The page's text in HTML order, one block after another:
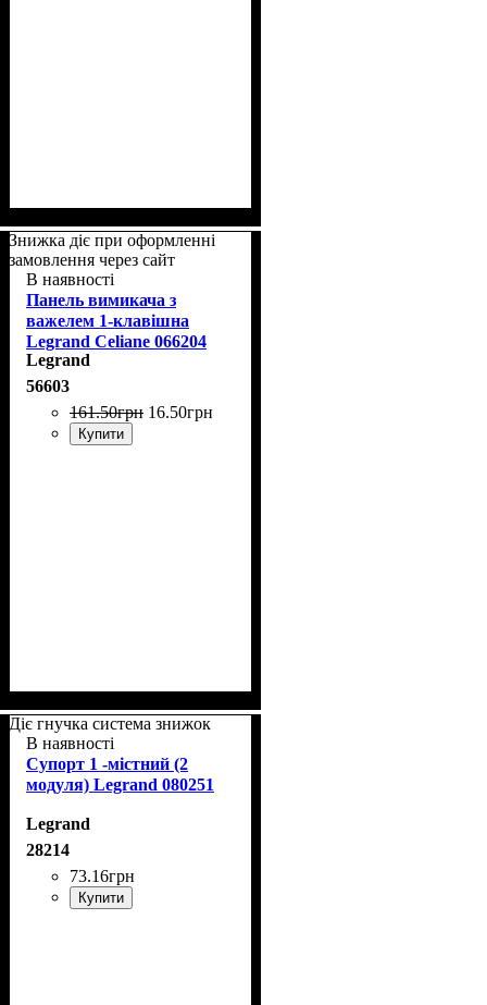
Знижка діє при оформленні
замовлення через сайт
В наявності
Панель вимикача з
важелем 1-клавішна
Legrand Celiane 066204
слонова кістка
Legrand
56603
161.50грн 16.50грн
Купити
Діє гнучка система знижок
В наявності
Супорт 1 -містний (2
модуля) Legrand 080251
Legrand
28214
73.16грн
Купити